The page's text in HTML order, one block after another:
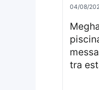
04/08/
Meghan Markle festeggia 45 anni in
tra